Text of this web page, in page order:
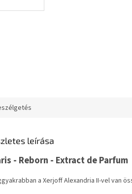
leírása
- Reborn - Extract de Parfum
a Xerjoff Alexandria II-vel van